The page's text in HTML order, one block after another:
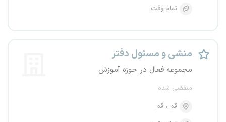
تمام وقت
منشی و مسئول دفتر
مجموعه فعال در حوزه آموزش
منقضی شده
قم
قم